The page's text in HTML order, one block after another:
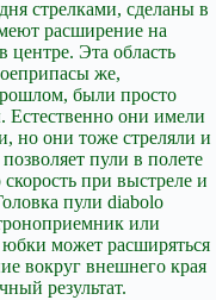
стрелками, сделаны в
расширение на
центре. Эта область
же,
были просто
они имели
но они тоже стреляли и
пули в полете
при выстреле и
пули diabolo
или
юбки может расширяться
вокруг внешнего края
результат.